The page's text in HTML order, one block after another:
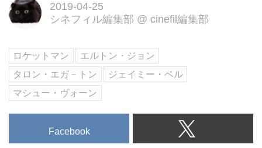
ソディ』のデクスター・フレッチ
ル超大作映画。2019年全国ロー
ドショー
2019-04-25
シネフィル編集部 @ cinefil編集部
ロケットマン
エルトン・ジョン
タロン・エガ－トン
ジェイミー・ベル
マシュー・ヴォーン
Facebook